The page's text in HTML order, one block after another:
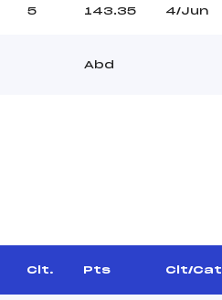
5 143.35 4/Jun
Abd
Clt. Pts Clt/Cat